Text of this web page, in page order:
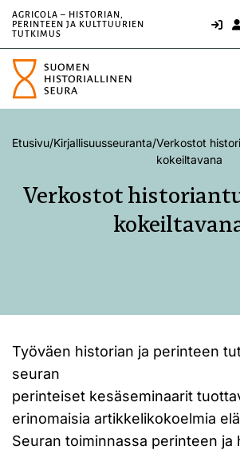
AGRICOLA – HISTORIAN,
PERINTEEN JA KULTTUURIEN
TUTKIMUS
Etusivu/Kirjallisuusseuranta/Verkostot
kokeiltavana
Verkostot
Työväen historian ja perinteen
seuran
perinteiset kesäseminaarit
erinomaisia artikkelikokoelmia
Seuran toiminnassa perinteen ja